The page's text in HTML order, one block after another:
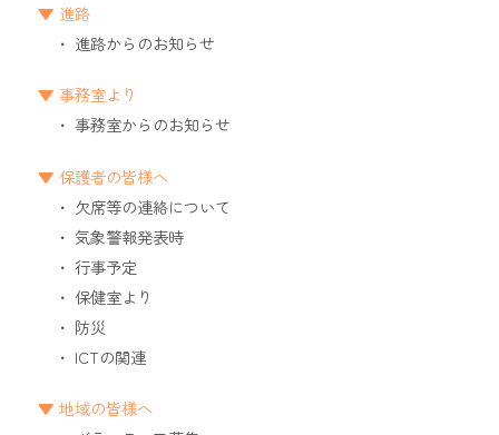
進路
進路からのお知らせ
事務室より
事務室からのお知らせ
保護者の皆様へ
欠席等の連絡について
気象警報発表時
行事予定
保健室より
防災
ICTの関連
地域の皆様へ